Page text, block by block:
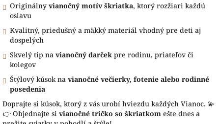
Originálny vianočný motív škriatka, ktorý rozžiari každú
oslavu
Kvalitný, priedušný a mäkký materiál vhodný pre deti aj
dospelých
Skvelý tip na vianočný darček pre rodinu, priateľov či
kolegov
Štýlový kúsok na vianočné večierky, fotenie alebo rodinné
posedenia
Doprajte si kúsok, ktorý z vás urobí hviezdu každých Vianoc. 💫
👉 Objednajte si vianočné tričko so škriatkom ešte dnes a